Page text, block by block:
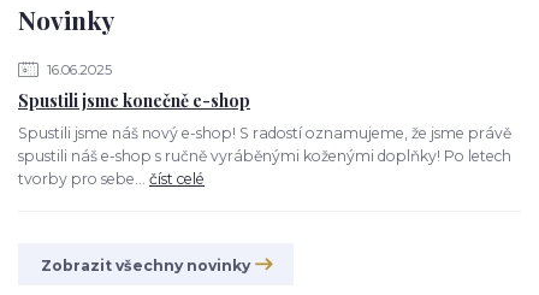
Novinky
16.06.2025
Spustili jsme konečně e-shop
Spustili jsme náš nový e-shop! S radostí oznamujeme, že jsme právě
spustili náš e-shop s ručně vyráběnými koženými doplňky! Po letech
tvorby pro sebe... číst celé
Zobrazit všechny novinky